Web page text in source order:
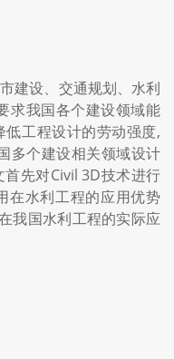
建设、交通规划、水利
求我国各个建设领域能
工程设计的劳动强度,
多个建设相关领域设计
先对Civil 3D技术进行
在水利工程的应用优势
我国水利工程的实际应